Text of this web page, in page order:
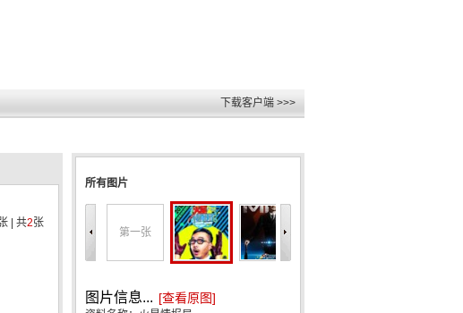
下载客户端 >>>
| 共2张
所有图片
第一张
图片信息... [查看原图]